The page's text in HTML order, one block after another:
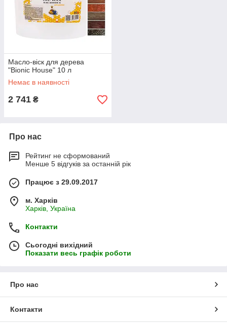
Масло-віск для дерева
"Bionic House" 10 л
Немає в наявності
2 741 ₴
Про нас
Рейтинг не сформований
Менше 5 відгуків за останній рік
Працює з 29.09.2017
м. Харків
Харків, Україна
Контакти
Сьогодні вихідний
Показати весь графік роботи
Про нас
Контакти